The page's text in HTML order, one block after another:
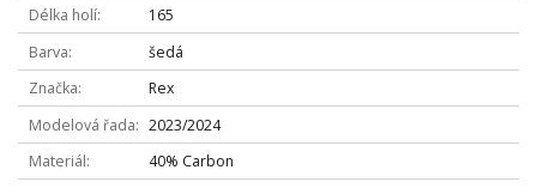
Délka holí
165
Barva
šedá
Značka
Rex
Modelová řada
2023/2024
Materiál
40% Carbon